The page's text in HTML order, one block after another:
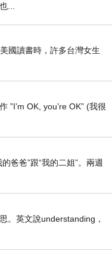
...
國讀書時，許多台灣女生
”I’m OK, you’re OK” (我很
爸爸”跟“我的二姐”。兩週
。英文說understanding，